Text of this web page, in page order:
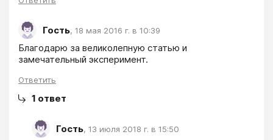
Гость, 18 мая 2016 г. в 10:39
Благодарю за великолепную статью и
Ответить
1 ответ
Гость, 13 июля 2018 г. в 15:50